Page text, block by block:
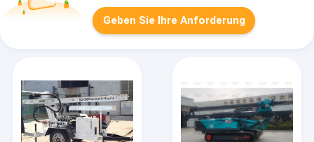
Geben Sie Ihre Anforderung